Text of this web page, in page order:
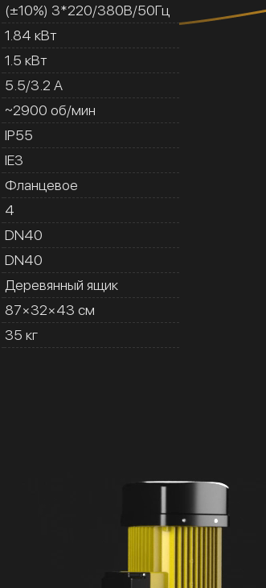
(±10%) 3*220/380В/50Гц
1.84 кВт
1.5 кВт
5.5/3.2 A
~2900 об/мин
IP55
IE3
Фланцевое
4
DN40
DN40
Деревянный ящик
87×32×43 см
35 кг